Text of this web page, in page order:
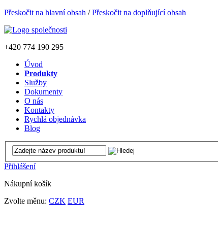
Přeskočit na hlavní obsah /Přeskočit na doplňující obsah
+420 774 190 295
Úvod
Produkty
Služby
Dokumenty
O nás
Kontakty
Rychlá objednávka
Blog
Přihlášení
Nákupní košík
Zvolte měnu: CZK EUR